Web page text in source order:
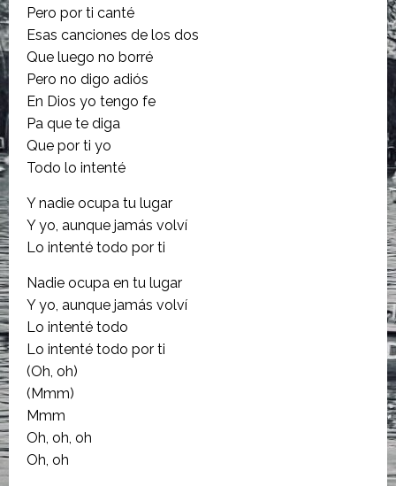
Pero por ti canté
Esas canciones de los dos
Que luego no borré
Pero no digo adiós
En Dios yo tengo fe
Pa que te diga
Que por ti yo
Todo lo intenté
Y nadie ocupa tu lugar
Y yo, aunque jamás volví
Lo intenté todo por ti
Nadie ocupa en tu lugar
Y yo, aunque jamás volví
Lo intenté todo
Lo intenté todo por ti
(Oh, oh)
(Mmm)
Mmm
Oh, oh, oh
Oh, oh